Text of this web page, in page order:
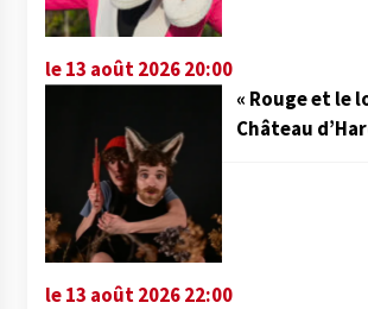
le 13 août 2026 20:00
« Rouge et le
Château
le 13 août 2026 22:00